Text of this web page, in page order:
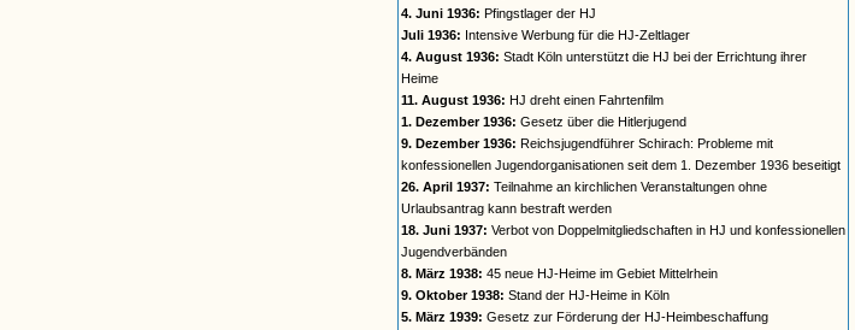
4. Juni 1936: Pfingstlager der HJ
Juli 1936: Intensive Werbung für die HJ-Zeltlager
4. August 1936: Stadt Köln unterstützt die HJ bei der Errichtung ihrer
Heime
11. August 1936: HJ dreht einen Fahrtenfilm
1. Dezember 1936: Gesetz über die Hitlerjugend
9. Dezember 1936: Reichsjugendführer Schirach: Probleme mit
konfessionellen Jugendorganisationen seit dem 1. Dezember 1936 beseitigt
26. April 1937: Teilnahme an kirchlichen Veranstaltungen ohne
Urlaubsantrag kann bestraft werden
18. Juni 1937: Verbot von Doppelmitgliedschaften in HJ und konfessionellen
Jugendverbänden
8. März 1938: 45 neue HJ-Heime im Gebiet Mittelrhein
9. Oktober 1938: Stand der HJ-Heime in Köln
5. März 1939: Gesetz zur Förderung der HJ-Heimbeschaffung